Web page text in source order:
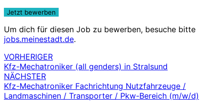
Um dich für diesen Job zu bewerben, besuche bitte
jobs.meinestadt.de.
Beitragsnavigation
VORHERIGER
Kfz-Mechatroniker (all genders) in Stralsund
NÄCHSTER
Kfz-Mechatroniker Fachrichtung Nutzfahrzeuge /
Landmaschinen / Transporter / Pkw-Bereich (m/w/d)